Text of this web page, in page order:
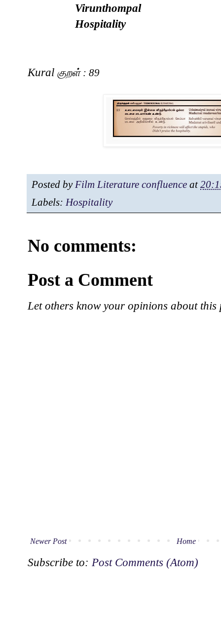
Virunthompal
Hospitality
Kural குறள் : 89
Posted by Film Literature confluence at
Labels: Hospitality
No comments:
Post a Comment
Let others know your opinions about this
Newer Post Home
Subscribe to: Post Comments (Atom)